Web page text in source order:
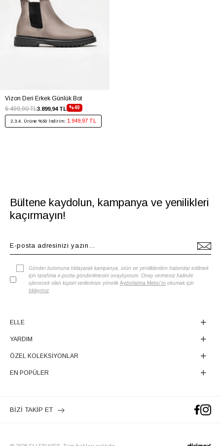
Vizon Deri Erkek Günlük Bot
%40
3.899,94 TL
6.499,90 TL
2.3.4. Ürüne %50 İndirim: 1.949,97 TL
Bültene kaydolun, kampanya ve yenilikleri
kaçırmayın!
Gönder butonuna tıklayarak kampanya, ürün ve yeniliklerden haberdar edilmek
için tarafıma e-posta gönderilmesini onaylıyorum. Onay vermeniz halinde
işlenecek olan kişisel verilerinize yönelik Aydınlatma Metni'ni okumak için
tıklayınız
ELLE
YARDIM
ÖZEL KOLEKSİYONLAR
EN POPÜLER
BİZİ TAKİP ET